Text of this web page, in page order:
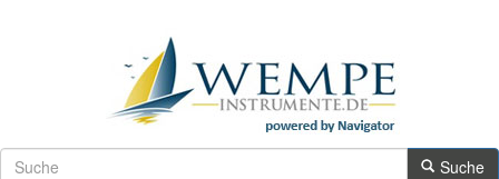
Suche